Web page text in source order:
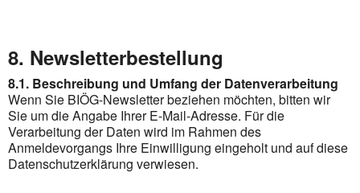
8. Newsletterbestellung
8.1. Beschreibung und Umfang der Datenverarbeitung
Wenn Sie BIÖG-Newsletter beziehen möchten, bitten wir
Sie um die Angabe Ihrer E-Mail-Adresse. Für die
Verarbeitung der Daten wird im Rahmen des
Anmeldevorgangs Ihre Einwilligung eingeholt und auf diese
Datenschutzerklärung verwiesen.